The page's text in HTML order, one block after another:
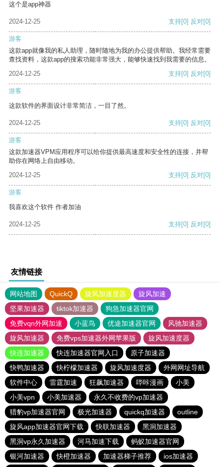
这个是app神器
2024-12-25 支持[0] 反对[0]
游客
这款app就像我的私人助理，随时随地为我的办公提供帮助。我经常需要
查找资料，这款app的搜索功能非常强大，能够快速找到我需要的信息。
2024-12-25
支持[0] 反对[0]
游客
这款软件的界面设计非常简洁，一目了然。
2024-12-25 支持[0] 反对[0]
游客
这款加速器VPM应用程序可以给你提供最高速度和安全性的连接，并帮
助你在网络上自由移动。
2024-12-25
支持[0] 反对[0]
游客
我喜欢这个软件 作者加油
2024-12-25 支持[0] 反对[0]
友情链接
网站地图 QuickQ 旋风加速度器
旋风加速
坚果加速器
tiktok加速器
狗急加速器官网
免费vqn外网加速
小蓝鸟 优途加速器官网
风驰加速器
旋风加速器
免费vps加速器外网苹果版
旋风加速度器
快连加速器
快连加速器官网入口
原子加速器
快鸭加速器
快柠檬加速器 旋风加速度器
外网网址导航
软件中心
雷霆加速 狂飙加速器 哔咔漫画
小美
小美vpn
小美加速器
永久不收费的vp加速器
猎豹vp加速器官网
极光加速器 quickq加速器
outline
旋风app加速器官网下载
快联加速器
黑洞加速器
黑洞vp永久加速器
河马加速下载
蚂蚁加速器官网
银河加速器
快橙加速器 加速器梯子推荐 ios加速器